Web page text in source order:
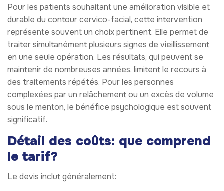
Pour les patients souhaitant une amélioration visible et
durable du contour cervico-facial, cette intervention
représente souvent un choix pertinent. Elle permet de
traiter simultanément plusieurs signes de vieillissement
en une seule opération. Les résultats, qui peuvent se
maintenir de nombreuses années, limitent le recours à
des traitements répétés. Pour les personnes
complexées par un relâchement ou un excès de volume
sous le menton, le bénéfice psychologique est souvent
significatif.
Détail des coûts: que comprend
le tarif?
Le devis inclut généralement: